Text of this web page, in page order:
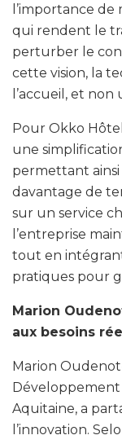
l’importance de
qui rendent le
perturber le
cette vision, la
l’accueil, et non
Pour Okko
une
permettant
davantage de
sur un service
l’entreprise
tout en
pratiques pour
Marion
aux besoins
Marion
Développement
Aquitaine, a
l’innovation.